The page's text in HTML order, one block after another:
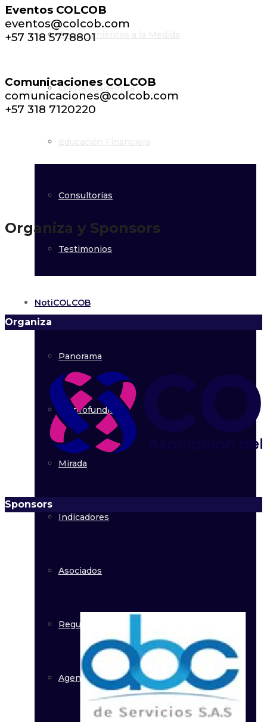
Entrenamientos a la Medida
Oferta Académica
Consultorías
Testimonios
NotiCOLCOB
Panorama
En profundidad
Mirada
Indicadores
Asociados
Regulación
Agenda
Eventos COLCOB
eventos@colcob.com
+57 318 5778801
Comunicaciones COLCOB
comunicaciones@colcob.com
+57 318 7120220
Organiza y Sponsors
Organiza
Sponsors